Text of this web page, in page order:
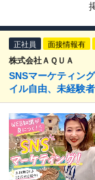
正社員 面接情報有
株式会社ＡＱＵＡ
SNSマーケティン
イル自由、未経験